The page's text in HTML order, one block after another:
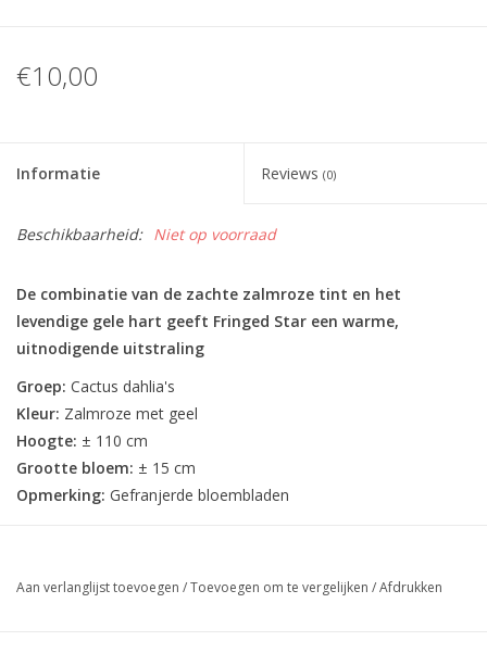
€10,00
Informatie Reviews (0)
Beschikbaarheid: Niet op voorraad
De combinatie van de zachte zalmroze tint en het
levendige gele hart geeft Fringed Star een warme,
uitnodigende uitstraling
Groep: Cactus dahlia's
Kleur: Zalmroze met geel
Hoogte: ± 110 cm
Grootte bloem: ± 15 cm
Opmerking: Gefranjerde bloembladen
Aan verlanglijst toevoegen /Toevoegen om te vergelijken /Afdrukken